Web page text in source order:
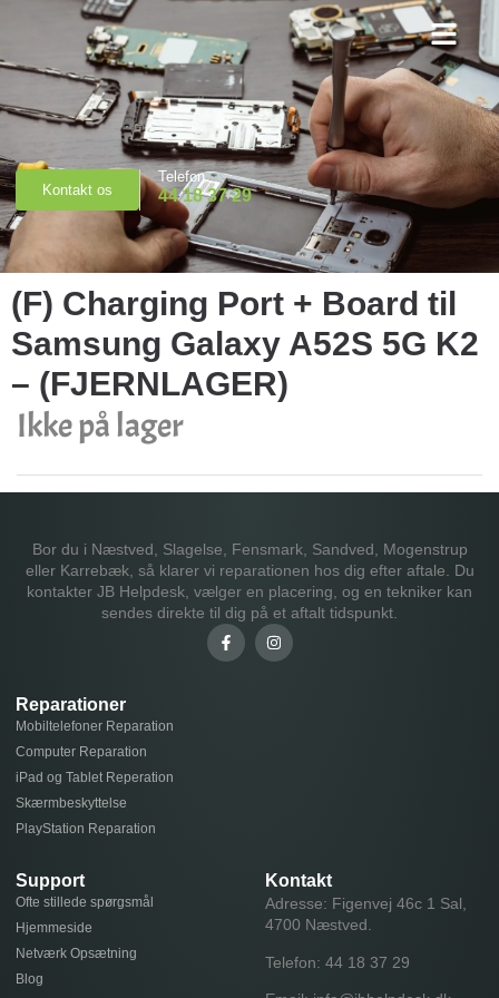
Kontakt os
Telefon
44 18 37 29
(F) Charging Port + Board til
Samsung Galaxy A52S 5G K2
– (FJERNLAGER)
Ikke på lager
Bor du i Næstved, Slagelse, Fensmark, Sandved, Mogenstrup
eller Karrebæk, så klarer vi reparationen hos dig efter aftale. Du
kontakter JB Helpdesk, vælger en placering, og en tekniker kan
sendes direkte til dig på et aftalt tidspunkt.
Reparationer
Mobiltelefoner Reparation
Computer Reparation
iPad og Tablet Reperation
Skærmbeskyttelse
PlayStation Reparation
Support
Ofte stillede spørgsmål
Hjemmeside
Netværk Opsætning
Blog
Kontakt
Adresse: Figenvej 46c 1 Sal,
4700 Næstved.
Telefon: 44 18 37 29